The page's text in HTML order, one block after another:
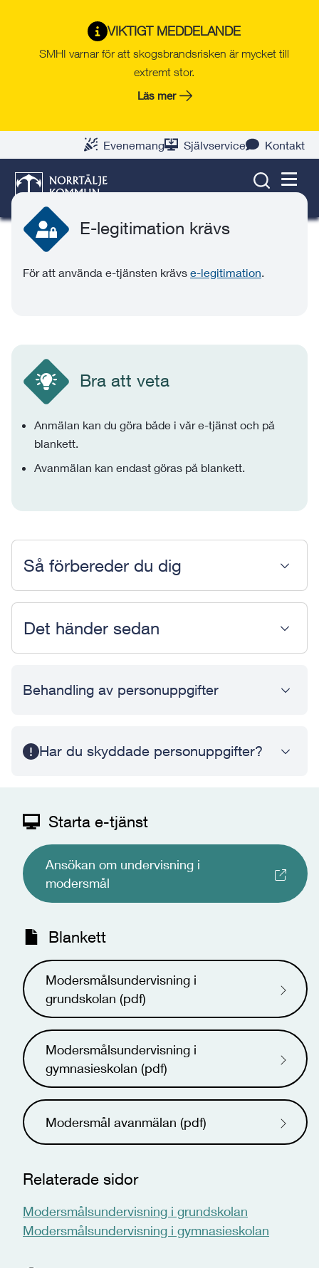
VIKTIGT MEDDELANDE
SMHI varnar för att skogsbrandsrisken är mycket till
extremt stor.
Läs mer
Evenemang Självservice Kontakt
Modersmålsundervisning -
ansökan och avanmälan
Här kan du ansöka om modersmålsundervisning
gymnasieskola och anpassad gymnasieskola.
Du kan även avanmäla undervisningen.
E-legitimation krävs
För att använda e-tjänsten krävs e-legitimation.
Bra att veta
Anmälan kan du göra både i vår e-tjänst och på
blankett.
Avanmälan kan endast göras på blankett.
Så förbereder du dig
Det händer sedan
Behandling av personuppgifter
Har du skyddade personuppgifter?
Starta e-tjänst
Ansökan om undervisning i
modersmål
Blankett
Modersmålsundervisning i
grundskolan (pdf)
Modersmålsundervisning i
gymnasieskolan (pdf)
Modersmål avanmälan (pdf)
Relaterade sidor
Modersmålsundervisning i grundskolan
Modersmålsundervisning i gymnasieskolan